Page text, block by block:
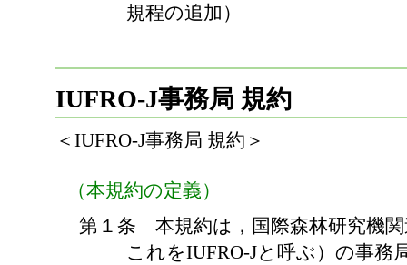
規程の追加）
IUFRO-J事務局 規約
＜IUFRO-J事務局 規約＞
（本規約の定義）
第１条 本規約は，国際森林研究機
これをIUFRO-Jと呼ぶ）の事務